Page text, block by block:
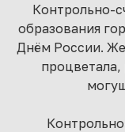
Контрольно-
образования
Днём России.